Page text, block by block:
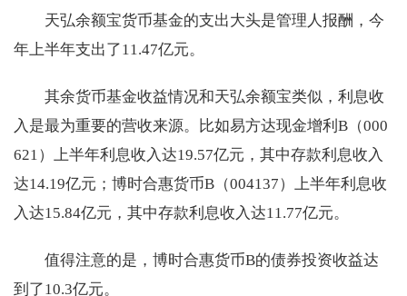
天弘余额宝货币基金的支出大头是管理人报酬，今
年上半年支出了11.47亿元。
其余货币基金收益情况和天弘余额宝类似，利息收
入是最为重要的营收来源。比如易方达现金增利B（000
621）上半年利息收入达19.57亿元，其中存款利息收入
达14.19亿元；博时合惠货币B（004137）上半年利息收
入达15.84亿元，其中存款利息收入达11.77亿元。
值得注意的是，博时合惠货币B的债券投资收益达
到了10.3亿元。